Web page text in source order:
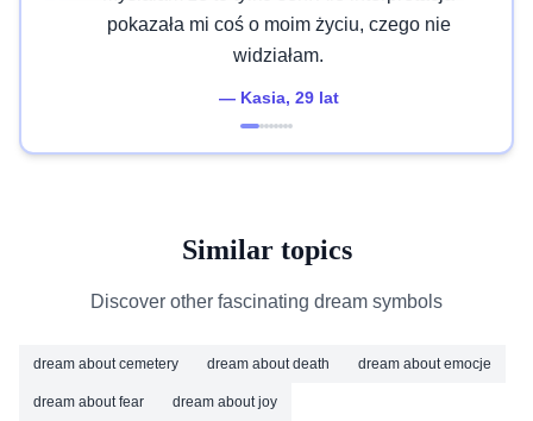
pokazała mi coś o moim życiu, czego nie
widziałam.
— Kasia, 29 lat
Similar topics
Discover other fascinating dream symbols
dream about cemetery dream about death dream about emocje
dream about fear dream about joy